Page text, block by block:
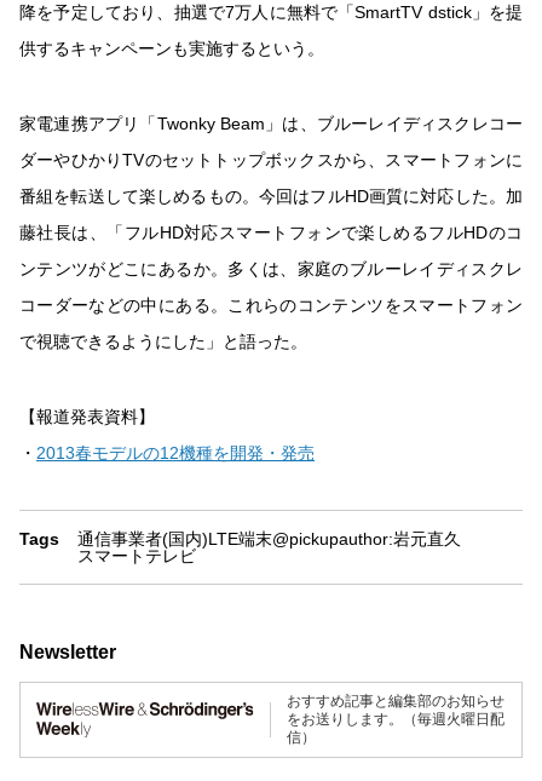
降を予定しており、抽選で7万人に無料で「SmartTV dstick」を提
供するキャンペーンも実施するという。
家電連携アプリ「Twonky Beam」は、ブルーレイディスクレコー
ダーやひかりTVのセットトップボックスから、スマートフォンに
番組を転送して楽しめるもの。今回はフルHD画質に対応した。加
藤社長は、「フルHD対応スマートフォンで楽しめるフルHDのコ
ンテンツがどこにあるか。多くは、家庭のブルーレイディスクレ
コーダーなどの中にある。これらのコンテンツをスマートフォン
で視聴できるようにした」と語った。
【報道発表資料】
・ 2013春モデルの12機種を開発・発売
Tags 通信事業者(国内)LTE端末@pickupauthor:岩元直久
スマートテレビ
Newsletter
おすすめ記事と編集部のお知らせ
をお送りします。（毎週火曜日配
信）